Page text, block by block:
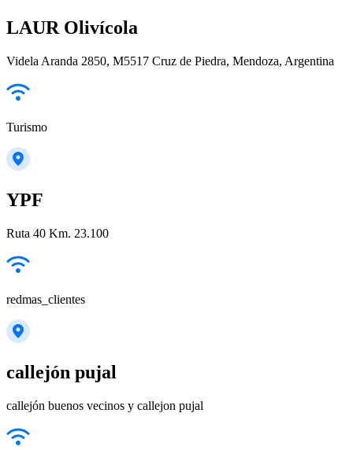
LAUR Olivícola
Videla Aranda 2850, M5517 Cruz de Piedra, Mendoza, Argentina
Turismo
YPF
Ruta 40 Km. 23.100
redmas_clientes
callejón pujal
callejón buenos vecinos y callejon pujal